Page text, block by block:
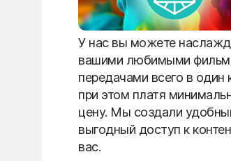
У нас вы можете
вашими любимыми
передачами всего в один
при этом платя
цену. Мы создали
выгодный доступ к
вас.